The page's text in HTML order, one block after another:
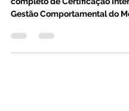
Formação em
Comportamental
Participe do curso com o